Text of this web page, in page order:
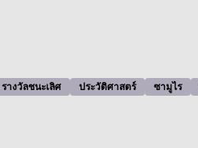
รางวัลชนะเลิศ ประวัติศาสตร์ ซามูไร